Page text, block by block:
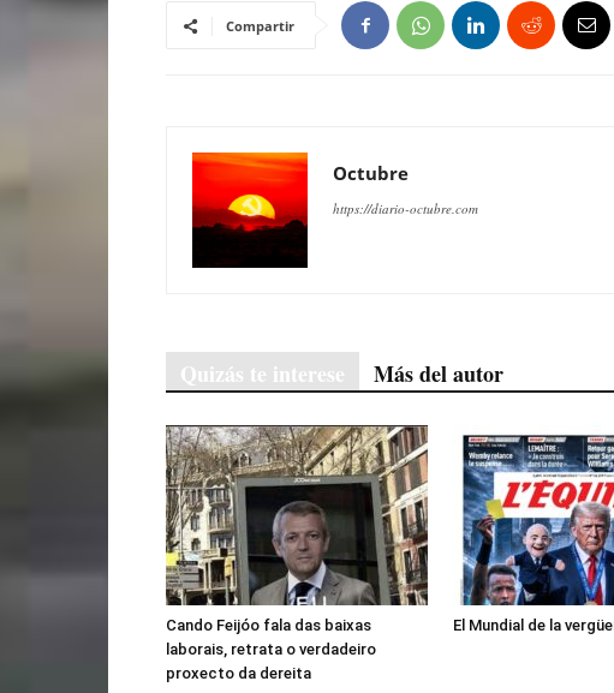
Compartir
Octubre
https://diario-octubre.com
Quizás te interese Más del autor
Cando Feijóo fala das baixas
laborais, retrata o verdadeiro
proxecto da dereita
El Mundial de la